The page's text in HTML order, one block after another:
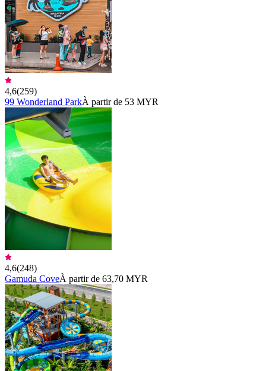
4,6(259)
99 Wonderland ParkÀ partir de 53 MYR
4,6(248)
Gamuda CoveÀ partir de 63,70 MYR